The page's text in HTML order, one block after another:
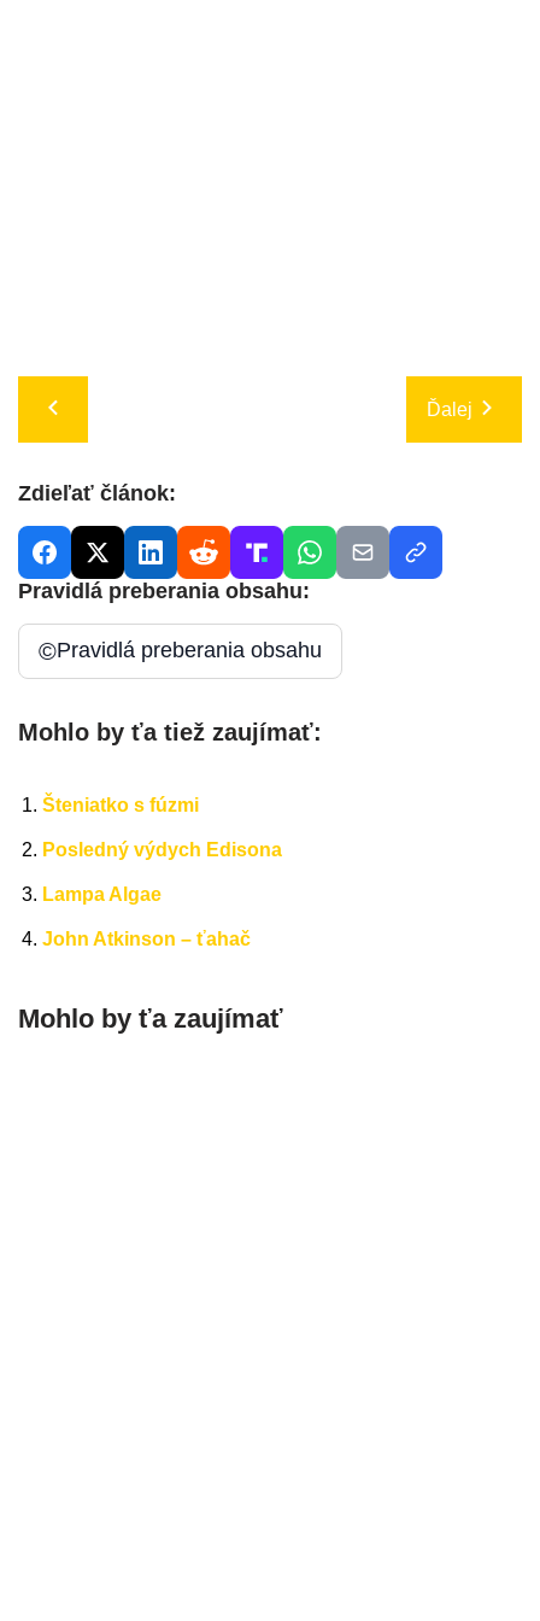
Ďalej
Zdieľať článok:
Pravidlá preberania obsahu:
©Pravidlá preberania obsahu
Mohlo by ťa tiež zaujímať:
Šteniatko s fúzmi
Posledný výdych Edisona
Lampa Algae
John Atkinson – ťahač
Mohlo by ťa zaujímať